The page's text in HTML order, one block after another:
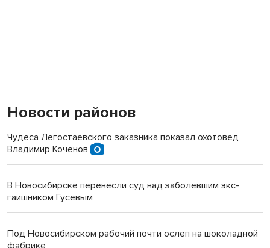
Новости районов
Чудеса Легостаевского заказника показал охотовед
Владимир Коченов
В Новосибирске перенесли суд над заболевшим экс-
гаишником Гусевым
Под Новосибирском рабочий почти ослеп на шоколадной
фабрике